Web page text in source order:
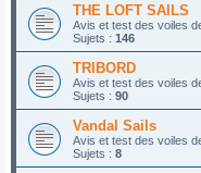
THE LOFT SAILS
Avis et test des voiles
Sujets : 146
TRIBORD
Avis et test des voiles
Sujets : 90
Vandal Sails
Avis et test des voiles
Sujets : 8